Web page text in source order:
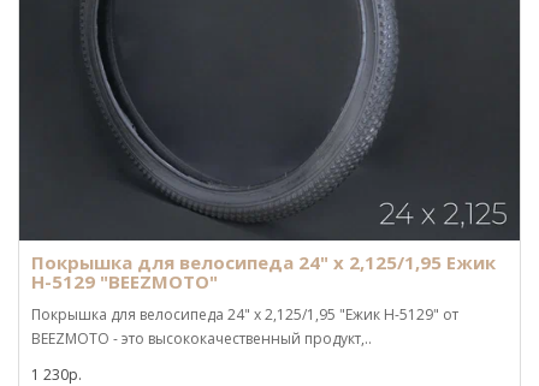
Покрышка для велосипеда 24" х 2,125/1,95 Ежик
Н-5129 "BEEZMOTO"
Покрышка для велосипеда 24" х 2,125/1,95 "Ежик Н-5129" от
BEEZMOTO - это высококачественный продукт,..
1 230р.